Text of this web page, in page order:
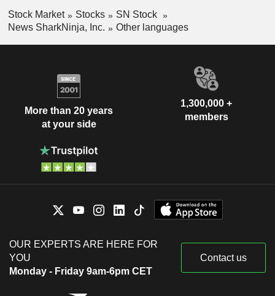
Stock Market Stocks
SN Stock
News SharkNinja, Inc.
Other languages
More than 20 years
at your side
1,300,000 +
members
OUR EXPERTS ARE HERE FOR
YOU
Monday - Friday 9am-6pm CET
Contact us